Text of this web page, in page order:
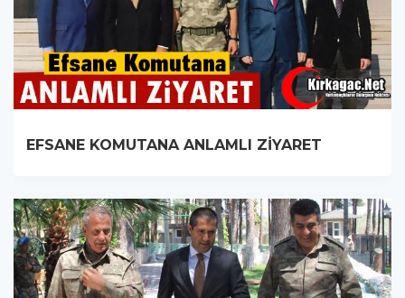
EFSANE KOMUTANA ANLAMLI ZİYARET